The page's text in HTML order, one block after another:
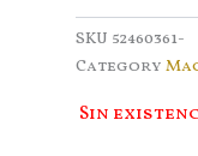
SKU 52460361-
Category
Sin